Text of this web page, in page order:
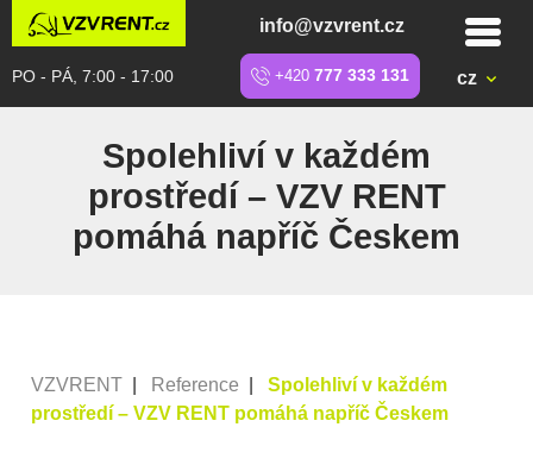
info@vzvrent.cz
PO - PÁ, 7:00 - 17:00 +420 777 333 131 cz
Spolehliví v každém
prostředí – VZV RENT
pomáhá napříč Českem
VZVRENT Reference
Spolehliví v každém
prostředí – VZV RENT pomáhá napříč Českem